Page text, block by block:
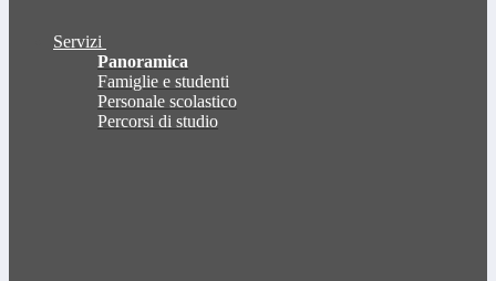
Servizi
Panoramica
Famiglie e studenti
Personale scolastico
Percorsi di studio